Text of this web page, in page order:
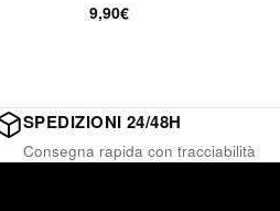
9,90€
SPEDIZIONI 24/48H
Consegna rapida con tracciabilità